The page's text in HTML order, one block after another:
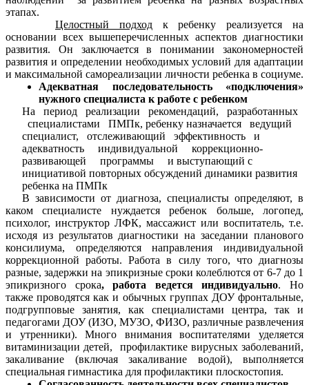
этапах.
Целостный подходк ребенку реализуется на
основании всех вышеперечисленных аспектов диагностики
развития. Он заключается в понимании закономерностей
развития и определении необходимых условий для адаптации
и максимальной самореализации личности ребенка в социуме.
Адекватная последовательность «подключения»
нужного специалиста к работе с ребенком
На период реализации рекомендаций, разработанных
специалистами ПМПк, ребенку назначается ведущий
специалист, отслеживающий эффективность и
адекватность индивидуальной коррекционно-
развивающей программы и выступающий с
инициативой повторных обсуждений динамики развития
ребенка на ПМПк
В зависимости от диагноза, специалисты определяют, в
каком специалисте нуждается ребенок больше, логопед,
психолог, инструктор ЛФК, массажист или воспитатель, т.е.
исходя из результатов диагностики на заседании планового
консилиума, определяются направления индивидуальной
коррекционной работы. Работа в силу того, что диагнозы
разные, задержки на эпикризные сроки колеблются от 6-7 до 1
эпикризного срока, работа ведется индивидуально. Но
также проводятся как и обычных группах ДОУ фронтальные,
подгрупповые занятия, как специалистами центра, так и
педагогами ДОУ (ИЗО, МУЗО, ФИЗО, различные развлечения
и утренники). Много внимания воспитателями уделяется
витаминизации детей, профилактике вирусных заболеваний,
закаливание (включая закаливание водой), выполняется
специальная гимнастика для профилактики плоскостопия.